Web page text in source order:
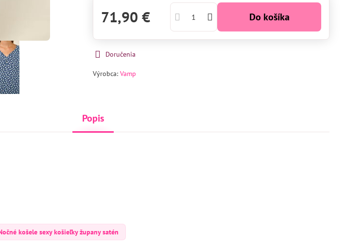
71,90 € Do košíka
Doručenia
Výrobca:Vamp
Popis
košele sexy košieľky župany satén